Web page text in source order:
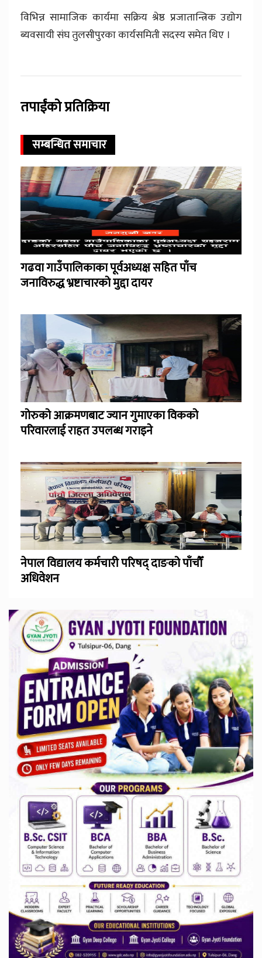
विभिन्न सामाजिक कार्यमा सक्रिय श्रेष्ठ प्रजातान्त्रिक उद्योग
ब्यवसायी संघ तुलसीपुरका कार्यसमिती सदस्य समेत थिए ।
तपाईंको प्रतिक्रिया
सम्बन्धित समाचार
गढवा गाउँपालिकाका पूर्वअध्यक्ष सहित पाँच
जनाविरुद्ध भ्रष्टाचारको मुद्दा दायर
गोरुको आक्रमणबाट ज्यान गुमाएका विकको
परिवारलाई राहत उपलब्ध गराइने
नेपाल विद्यालय कर्मचारी परिषद् दाङको पाँचौँ
अधिवेशन